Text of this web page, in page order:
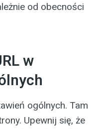
od obecności
w
ogólnych. Tam
Upewnij się, że